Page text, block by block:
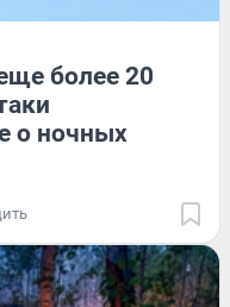
более 20
о ночных